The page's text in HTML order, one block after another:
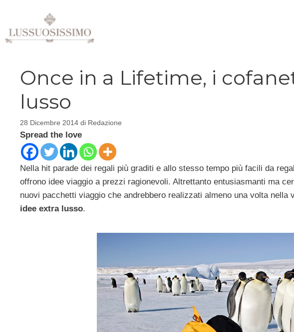
contenuto
Once in a Lifetime, i
lusso
28 Dicembre 2014 di Redazione
Spread the love
Nella hit parade dei regali più graditi e allo stesso tempo più facili da
offrono idee viaggio a prezzi ragionevoli. Altrettanto entusiasmanti ma
nuovi pacchetti viaggio che andrebbero realizzati almeno una volta nella
idee extra lusso.